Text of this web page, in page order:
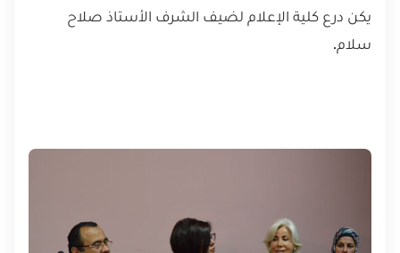
يكن درع كلية الإعلام لضيف الشرف الأستاذ صلاح
سلام.